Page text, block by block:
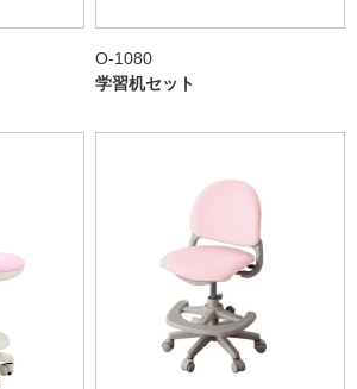
O-1080
学習机セット